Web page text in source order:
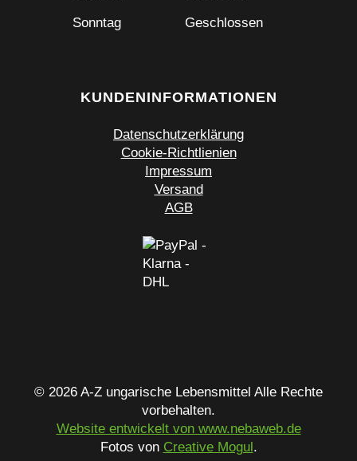
Sonntag Geschlossen
KUNDENINFORMATIONEN
Datenschutzerklärung
Cookie-Richtlienien
Impressum
Versand
AGB
© 2026 A-Z ungarische Lebensmittel Alle Rechte
vorbehalten.
Website entwickelt von www.nebaweb.de
Fotos von Creative Mogul.